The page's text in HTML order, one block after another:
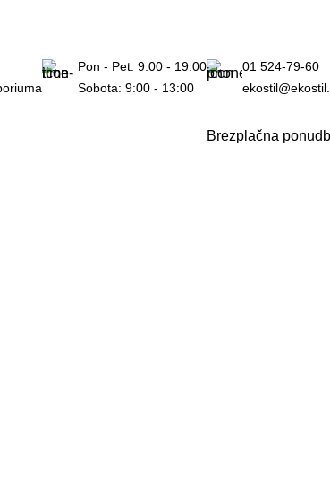
Pon - Pet: 9:00 - 19:00
Sobota: 9:00 - 13:00
01 524-79-60
Brezplačna